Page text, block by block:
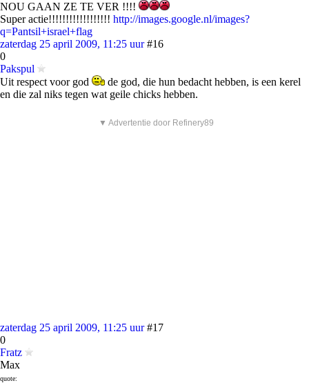
NOU GAAN ZE TE VER !!!!
Super actie!!!!!!!!!!!!!!!!!! http://images.google.nl/images?
q=Pantsil+israel+flag
zaterdag 25 april 2009, 11:25 uur #16
0
Pakspul
Uit respect voor god
de god, die hun bedacht hebben, is een kerel
en die zal niks tegen wat geile chicks hebben.
▼ Advertentie door Refinery89
zaterdag 25 april 2009, 11:25 uur #17
0
Fratz
Max
quote: